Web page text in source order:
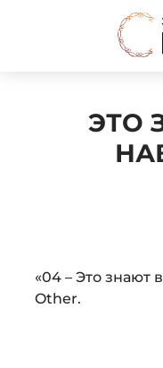
ЭТО
Audio
Player
«04 – Это знают
Other.